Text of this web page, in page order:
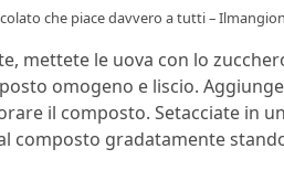
che piace davvero a tutti –
mettete le uova con lo
omogeno e liscio.
il composto. Setacciate in
composto gradatamente